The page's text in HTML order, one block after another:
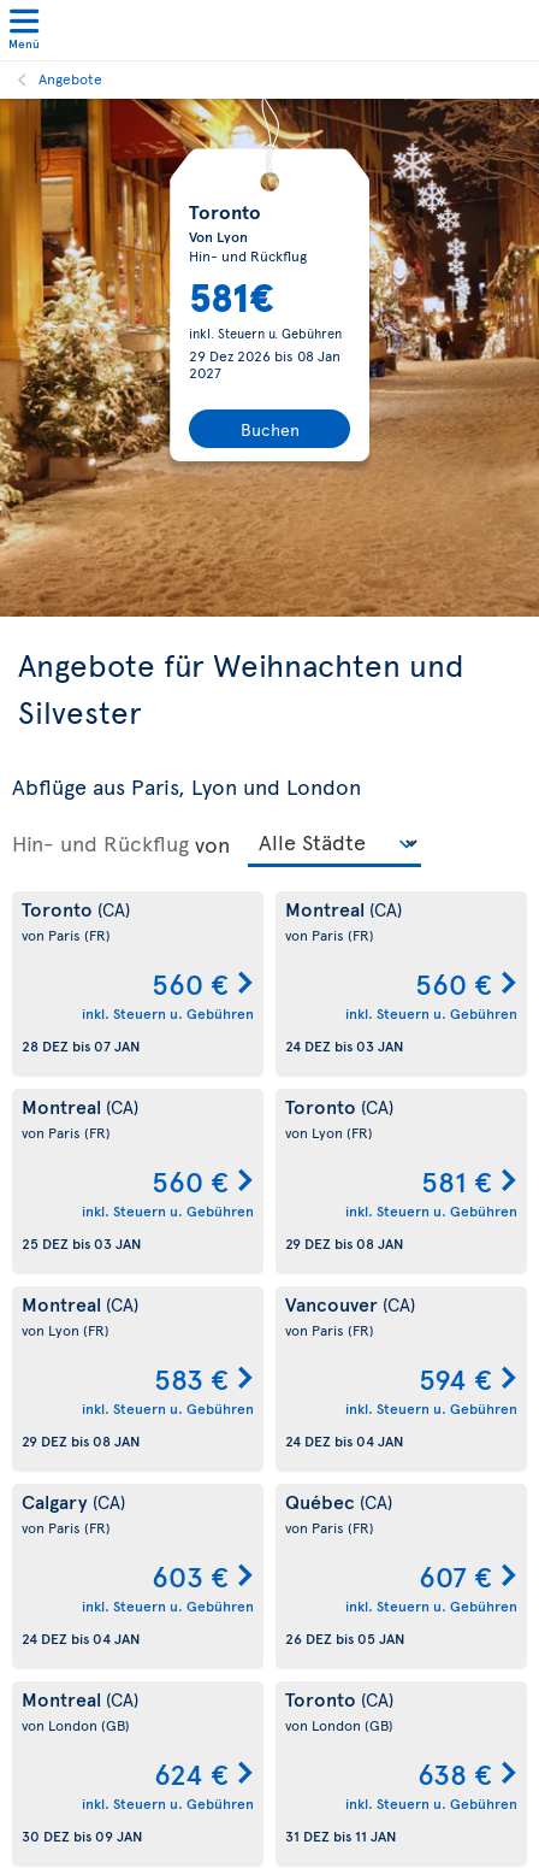
Menü
Angebote
Toronto
Von Lyon
Hin- und Rückflug
581€
inkl. Steuern u. Gebühren
29 Dez 2026 bis 08 Jan
2027
Buchen
Angebote für Weihnachten und
Silvester
Abflüge aus Paris, Lyon und London
Hin- und Rückflug von
Toronto (CA)
von Paris (FR)
560 €
inkl. Steuern u. Gebühren
28 DEZ bis07 JAN
Montreal (CA)
von Paris (FR)
560 €
inkl. Steuern u. Gebühren
24 DEZ bis03 JAN
Montreal (CA)
von Paris (FR)
560 €
inkl. Steuern u. Gebühren
25 DEZ bis03 JAN
Toronto (CA)
von Lyon (FR)
581 €
inkl. Steuern u. Gebühren
29 DEZ bis08 JAN
Montreal (CA)
von Lyon (FR)
583 €
inkl. Steuern u. Gebühren
29 DEZ bis08 JAN
Vancouver (CA)
von Paris (FR)
594 €
inkl. Steuern u. Gebühren
24 DEZ bis04 JAN
Calgary (CA)
von Paris (FR)
603 €
inkl. Steuern u. Gebühren
24 DEZ bis04 JAN
Québec (CA)
von Paris (FR)
607 €
inkl. Steuern u. Gebühren
26 DEZ bis05 JAN
Montreal (CA)
von London (GB)
624 €
inkl. Steuern u. Gebühren
30 DEZ bis09 JAN
Toronto (CA)
von London (GB)
638 €
inkl. Steuern u. Gebühren
31 DEZ bis 11 JAN